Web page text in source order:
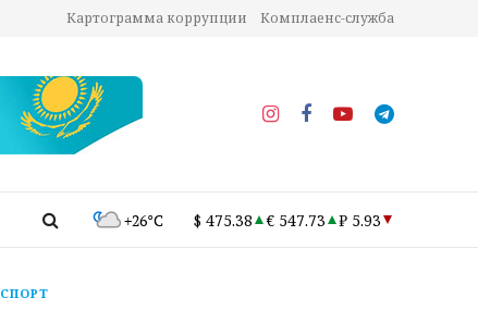
Картограмма коррупции Комплаенс-служба
+26°C $ 475.38 € 547.73 ₽ 5.93
СПОРТ